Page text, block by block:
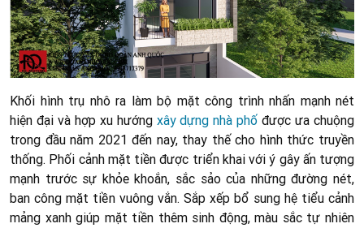
Khối hình trụ nhô ra làm bộ mặt công trình nhấn mạnh nét
hiện đại và hợp xu hướng xây dựng nhà phố được ưa chuộng
trong đầu năm 2021 đến nay, thay thế cho hình thức truyền
thống. Phối cảnh mặt tiền được triển khai với ý gây ấn tượng
mạnh trước sự khỏe khoắn, sắc sảo của những đường nét,
ban công mặt tiền vuông vắn. Sắp xếp bổ sung hệ tiểu cảnh
mảng xanh giúp mặt tiền thêm sinh động, màu sắc tự nhiên